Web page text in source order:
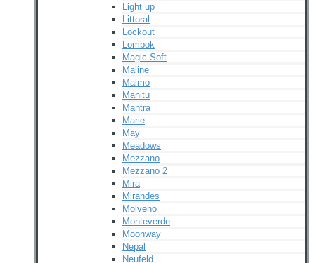
Light up
Littoral
Lockout
Lombok
Magic Soft
Maline
Malmo
Manitu
Mantra
Marie
May
Meadows
Mezzano
Mezzano 2
Mira
Mirandes
Molveno
Monteverde
Moonway
Nepal
Neufeld